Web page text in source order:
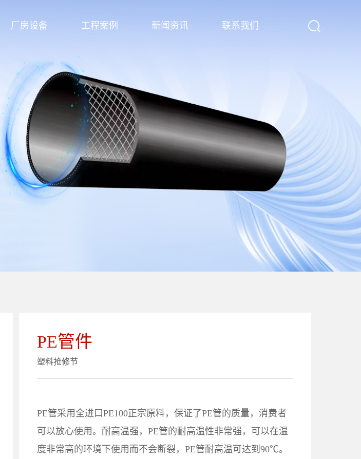
厂房设备 工程案例 新闻资讯 联系我们
PE管件
塑料抢修节
PE管采用全进口PE100正宗原料，保证了PE管的质量，消费者
可以放心使用。耐高温强，PE管的耐高温性非常强，可以在温
度非常高的环境下使用而不会断裂，PE管耐高温可达到90℃。